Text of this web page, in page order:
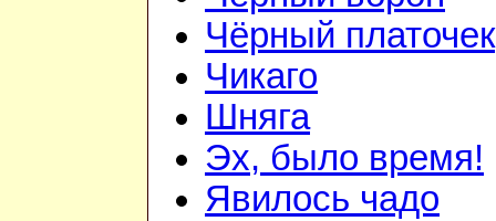
Чёрный платочек
Чикаго
Шняга
Эх, было время!
Явилось чадо